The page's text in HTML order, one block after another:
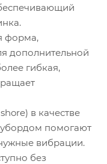
форма,
дополнительной
гибкая,
в качестве
помогают
вибрации.
без